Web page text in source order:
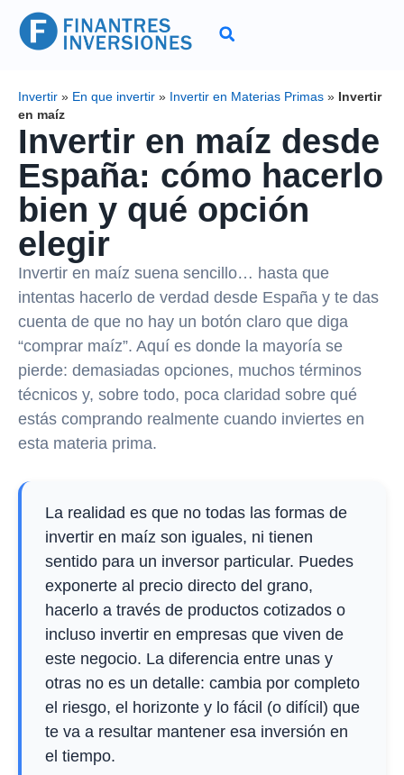
Invertir » En que invertir » Invertir en Materias Primas » Invertir
en maíz
Invertir en maíz desde
España: cómo hacerlo
bien y qué opción
elegir
Invertir en maíz suena sencillo… hasta que
intentas hacerlo de verdad desde España y te das
cuenta de que no hay un botón claro que diga
“comprar maíz”. Aquí es donde la mayoría se
pierde: demasiadas opciones, muchos términos
técnicos y, sobre todo, poca claridad sobre qué
estás comprando realmente cuando inviertes en
esta materia prima.
La realidad es que no todas las formas de
invertir en maíz son iguales, ni tienen
sentido para un inversor particular. Puedes
exponerte al precio directo del grano,
hacerlo a través de productos cotizados o
incluso invertir en empresas que viven de
este negocio. La diferencia entre unas y
otras no es un detalle: cambia por completo
el riesgo, el horizonte y lo fácil (o difícil) que
te va a resultar mantener esa inversión en
el tiempo.